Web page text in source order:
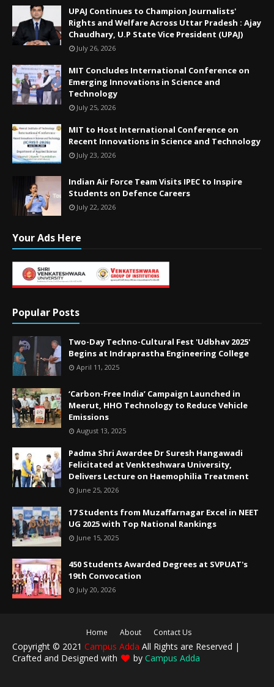
UPAJ Continues to Champion Journalists'
Rights and Welfare Across Uttar Pradesh : Ajay
Chaudhary, U.P State Vice President (UPAJ)
July 26, 2026
MIT Concludes International Conference on
Emerging Innovations in Science and
Technology
July 25, 2026
MIT to Host International Conference on
Recent Innovations in Science and Technology
July 23, 2026
Indian Air Force Team Visits IPEC to Inspire
Students on Defence Careers
July 22, 2026
Your Ads Here
Popular Posts
Two-Day Techno-Cultural Fest 'Udbhav 2025'
Begins at Indraprastha Engineering College
April 11, 2025
‘Carbon-Free India’ Campaign Launched in
Meerut, HHO Technology to Reduce Vehicle
Emissions
August 13, 2025
Padma Shri Awardee Dr Suresh Hangawadi
Felicitated at Venkteshwara University,
Delivers Lecture on Haemophilia Treatment
June 25, 2026
17 Students from Muzaffarnagar Excel in NEET
UG 2025 with Top National Rankings
June 15, 2025
450 Students Awarded Degrees at SVPUAT's
19th Convocation
July 20, 2026
Home About Contact Us
Copyright © 2021 Campus Adda All Rights are Reserved |
Crafted and Designed with
by Campus Adda